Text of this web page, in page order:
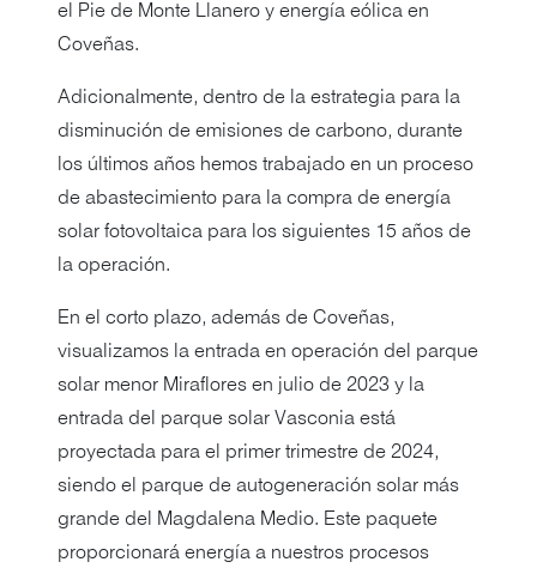
el Pie de Monte Llanero y energía eólica en
Coveñas.
Adicionalmente, dentro de la estrategia para la
disminución de emisiones de carbono, durante
los últimos años hemos trabajado en un proceso
de abastecimiento para la compra de energía
solar fotovoltaica para los siguientes 15 años de
la operación.
En el corto plazo, además de Coveñas,
visualizamos la entrada en operación del parque
solar menor Miraflores en julio de 2023 y la
entrada del parque solar Vasconia está
proyectada para el primer trimestre de 2024,
siendo el parque de autogeneración solar más
grande del Magdalena Medio. Este paquete
proporcionará energía a nuestros procesos